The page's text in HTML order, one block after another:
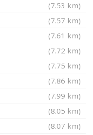
(7.53 km)
(7.57 km)
(7.61 km)
(7.72 km)
(7.75 km)
(7.86 km)
(7.99 km)
(8.05 km)
(8.07 km)